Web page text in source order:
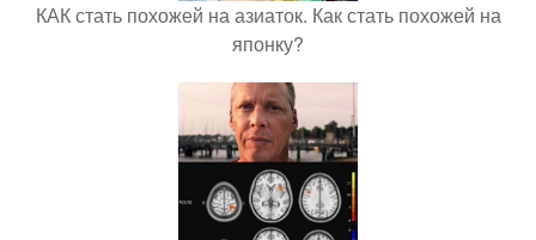
КАК стать похожей на азиаток. Как стать похожей на
японку?